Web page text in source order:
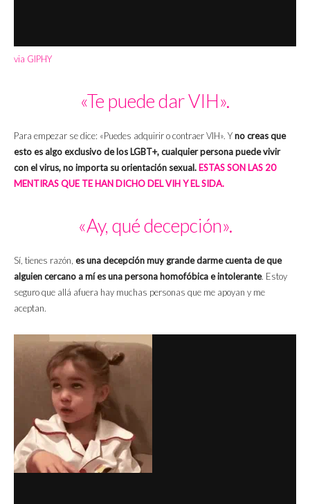
via GIPHY
«Te puede dar VIH».
Para empezar se dice: «Puedes adquirir o contraer VIH». Yno creas que
esto es algo exclusivo de los LGBT+, cualquier persona puede vivir
con el virus, no importa su orientación sexual. ESTAS SON LAS 20
MENTIRAS QUE TE HAN DICHO DEL VIH Y EL SIDA.
«Ay, qué decepción».
Sí, tienes razón, es una decepción muy grande darme cuenta de que
alguien cercano a mí es una persona homofóbica e intolerante. Estoy
seguro que allá afuera hay muchas personas que me apoyan y me
aceptan.